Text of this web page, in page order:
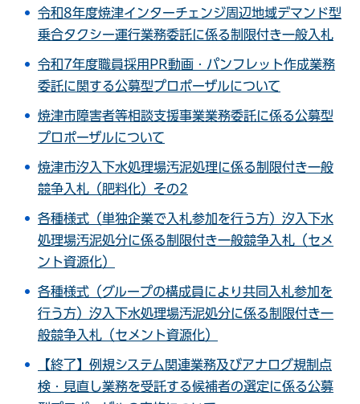
令和8年度焼津インターチェンジ周辺地域デマンド型
乗合タクシー運行業務委託に係る制限付き一般入札
令和7年度職員採用PR動画・パンフレット作成業務
委託に関する公募型プロポーザルについて
焼津市障害者等相談支援事業業務委託に係る公募型
プロポーザルについて
焼津市汐入下水処理場汚泥処理に係る制限付き一般
競争入札（肥料化）その2
各種様式（単独企業で入札参加を行う方）汐入下水
処理場汚泥処分に係る制限付き一般競争入札（セメ
ント資源化）
各種様式（グループの構成員により共同入札参加を
行う方）汐入下水処理場汚泥処分に係る制限付き一
般競争入札（セメント資源化）
【終了】例規システム関連業務及びアナログ規制点
検・見直し業務を受託する候補者の選定に係る公募